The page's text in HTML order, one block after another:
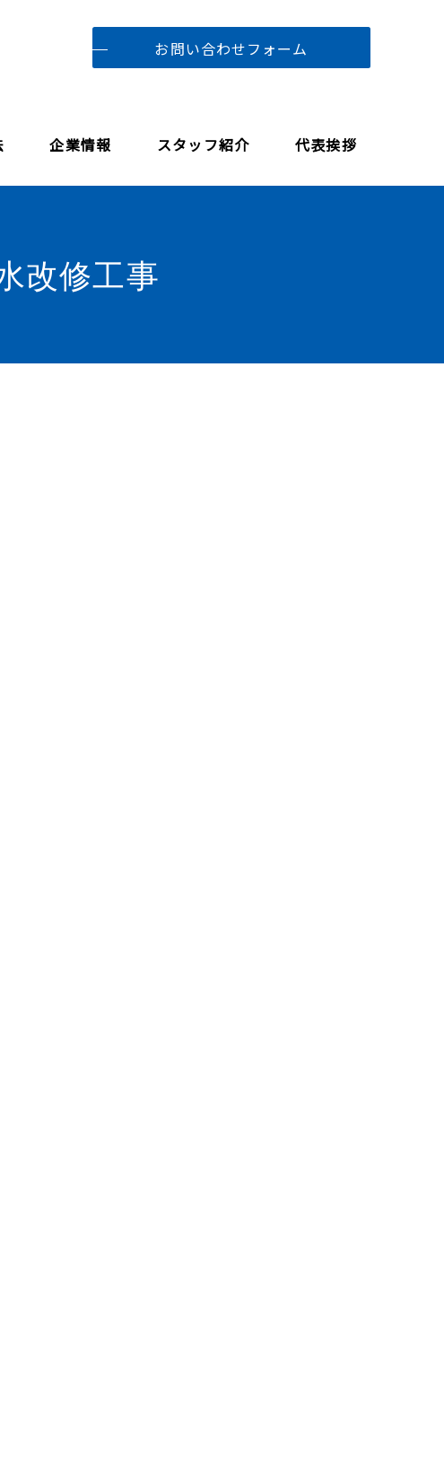
お問い合わせフォーム
企業情報 スタッフ紹介 代表挨拶
改修工事